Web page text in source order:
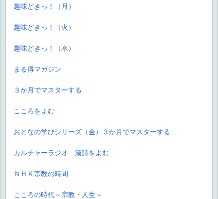
趣味どきっ！（月）
趣味どきっ！（火）
趣味どきっ！（水）
まる得マガジン
３か月でマスターする
こころをよむ
おとなの学びシリーズ（金）３か月でマスターする
カルチャーラジオ 漢詩をよむ
ＮＨＫ宗教の時間
こころの時代～宗教・人生～